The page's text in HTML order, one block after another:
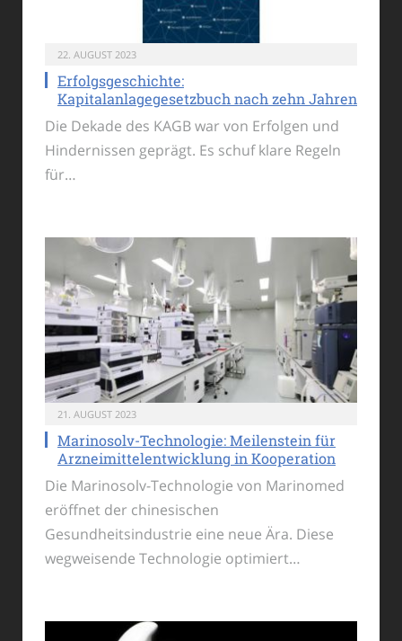
22. AUGUST 2023
Erfolgsgeschichte:
Kapitalanlagegesetzbuch nach zehn Jahren
Die Dekade des KAGB war von Erfolgen und
Hindernissen geprägt. Es schuf klare Regeln
für…
21. AUGUST 2023
Marinosolv-Technologie: Meilenstein für
Arzneimittelentwicklung in Kooperation
Die Marinosolv-Technologie von Marinomed
eröffnet der chinesischen
Gesundheitsindustrie eine neue Ära. Diese
wegweisende Technologie optimiert…